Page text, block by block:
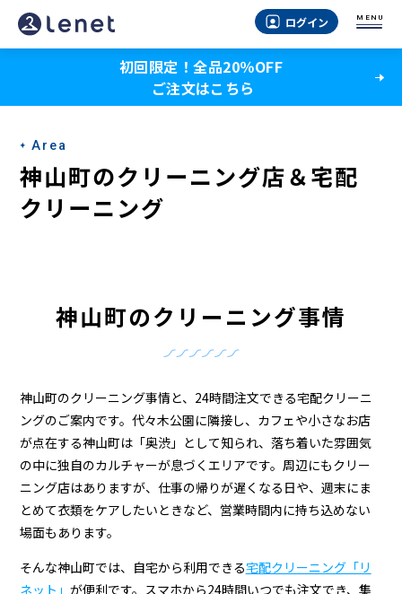
神
山
の
ク
リ
ー
宅
配
ク
リ
ー
ニ
ログイン MENU
初回限定！全品20％OFF
ご注文はこちら
Area
神山町のクリーニング店＆宅配
クリーニング
神山町のクリーニング事情
神山町のクリーニング事情と、24時間注文できる宅配クリーニ
ングのご案内です。代々木公園に隣接し、カフェや小さなお店
が点在する神山町は「奥渋」として知られ、落ち着いた雰囲気
の中に独自のカルチャーが息づくエリアです。周辺にもクリー
ニング店はありますが、仕事の帰りが遅くなる日や、週末にま
とめて衣類をケアしたいときなど、営業時間内に持ち込めない
場面もあります。
そんな神山町では、自宅から利用できる宅配クリーニング「リ
ネット」 が便利です。スマホから24時間いつでも注文でき、集